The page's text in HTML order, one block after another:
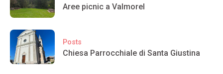
Aree picnic a Valmorel
Posts
Chiesa Parrocchiale di Santa Giustina